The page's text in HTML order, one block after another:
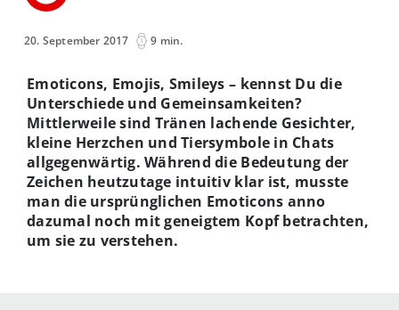
20. September 2017 9 min.
Emoticons, Emojis, Smileys – kennst Du die
Unterschiede und Gemeinsamkeiten?
Mittlerweile sind Tränen lachende Gesichter,
kleine Herzchen und Tiersymbole in Chats
allgegenwärtig. Während die Bedeutung der
Zeichen heutzutage intuitiv klar ist, musste
man die ursprünglichen Emoticons anno
dazumal noch mit geneigtem Kopf betrachten,
um sie zu verstehen.